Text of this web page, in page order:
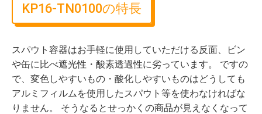
KP16-TN0100の特長
スパウト容器はお手軽に使用していただける反面、ビン
や缶に比べ遮光性・酸素透過性に劣っています。 ですの
で、変色しやすいもの・酸化しやすいものはどうしても
アルミフィルムを使用したスパウト等を使わなければな
りません。 そうなるとせっかくの商品が見えなくなって